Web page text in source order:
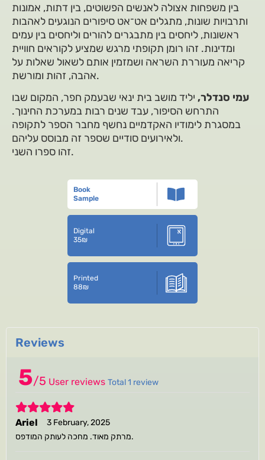
בין משפחות אצולה לאנשים הפשוטים, בין דתות, אמונות
ותרבויות שונות, מתגלים אט־אט סיפורים הנוגעים לאהבות
ראשונות, ליחסים בין מתבגרים להורים וליחסים בין עמים
ומדינות. זהו רומן תקופתי מרגש שמציע לקוראים חוויית
קריאה מעוררת השראה ושמזמין אותם לשאול שאלות על
אהבה, זהות ומורשת.
עמי סנדלר, יליד מושב בית ינאי שבעמק חפר, המקום שבו
התרחש הסיפור, עבד שנים רבות במערכת החינוך.
במסגרת לימודיו האקדמיים נחשף מחבר הספר לתקופה
ולאירועים סודיים שספר זה מבוסס עליהם.
זהו ספרו השני.
Book
Sample
Digital
35₪
Printed
88₪
Reviews
5/5 User reviews Total 1 review
5
Ariel
3 February, 2025
מרתק מאוד. מחכה לעותק המודפס.